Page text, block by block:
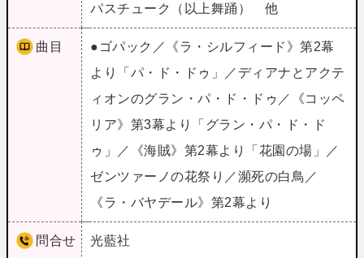
パスチューク（以上舞踊） 他
曲目
●ゴパック／《ラ・シルフィード》第2幕
より「パ・ド・ドゥ」／ディアナとアクテ
ィオンのグラン・パ・ド・ドゥ／《コッペ
リア》第3幕より「グラン・パ・ド・ド
ゥ」／《海賊》第2幕より「花園の場」／
ゼンツァーノの花祭り／瀕死の白鳥／
《ラ・バヤデール》第2幕より
問合せ
光藍社